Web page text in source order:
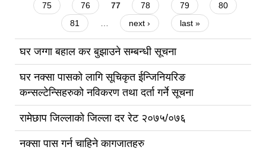
75
76 77 78 79
80
81
… next › last »
घर जग्गा बहाल कर बुझाउने सम्बन्धी सूचना
घर नक्सा पासको लागि सूचिकृत ईन्जिनियरिङ
कन्सल्टेन्सिहरुको नविकरण तथा दर्ता गर्ने सूचना
रामेछाप जिल्लाको जिल्ला दर रेट २०७५/०७६
नक्सा पास गर्न चाहिने कागजातहरु